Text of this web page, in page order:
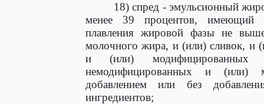
18) спред - эмульсионный
менее 39 процентов, имеющий
плавления жировой фазы не
молочного жира, и (или) сливок, и
и (или) модифицированных
немодифицированных и (или)
добавлением или без
ингредиентов;